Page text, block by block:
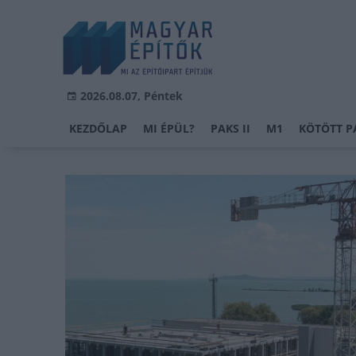
2026.08.07, Péntek
KEZDŐLAP MI ÉPÜL? PAKS II M1 KÖTÖTT